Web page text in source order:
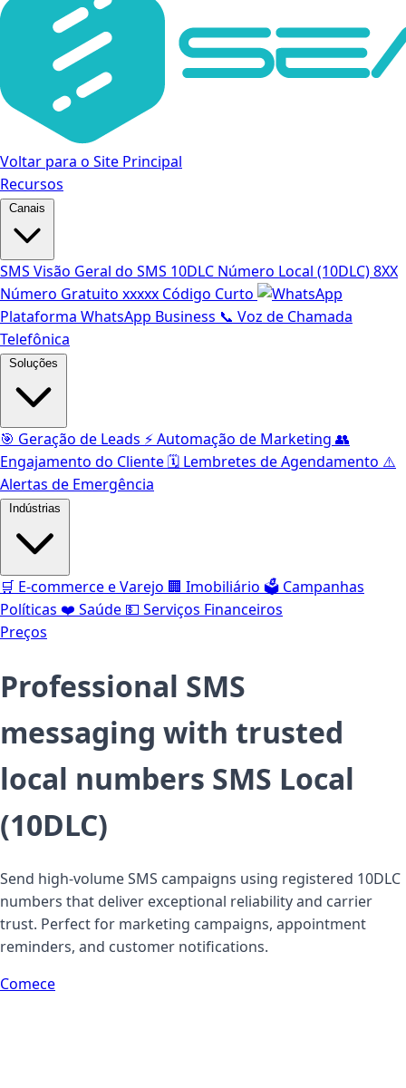
Voltar para o Site Principal
Recursos
Canais
SMS Visão Geral do SMS 10DLC Número Local (10DLC)8XX
Número Gratuito xxxxx Código Curto
Plataforma WhatsApp Business 📞 Voz de Chamada
Telefônica
Soluções
🎯 Geração de Leads ⚡️Automação de Marketing 👥
Engajamento do Cliente🗓️ Lembretes de Agendamento ⚠️
Alertas de Emergência
Indústrias
🛒 E-commerce e Varejo 🏢 Imobiliário 🗳️ Campanhas
Políticas ❤️ Saúde 💵 Serviços Financeiros
Preços
Professional SMS
messaging with trusted
local numbers SMS Local
(10DLC)
Send high-volume SMS campaigns using registered 10DLC
numbers that deliver exceptional reliability and carrier
trust. Perfect for marketing campaigns, appointment
reminders, and customer notifications.
Comece